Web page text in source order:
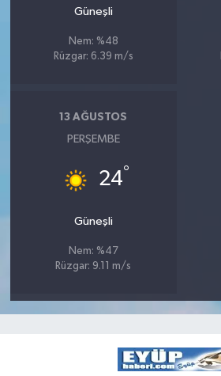
Güneşli
Nem: %48
Rüzgar: 6.39 m/s
13 AĞUSTOS
PERŞEMBE
24°
Güneşli
Nem: %47
Rüzgar: 9.11 m/s